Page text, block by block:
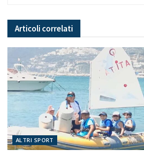
Articoli correlati
ALTRI SPORT